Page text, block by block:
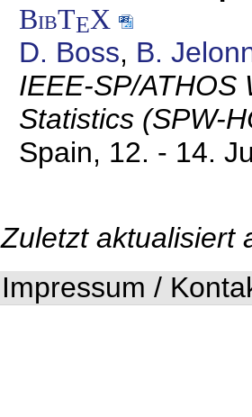
BibTEX
D. Boss, B.
IEEE-SP/ATHOS
Statistics (SPW-
Spain, 12. - 14.
Zuletzt aktualisiert
Impressum /